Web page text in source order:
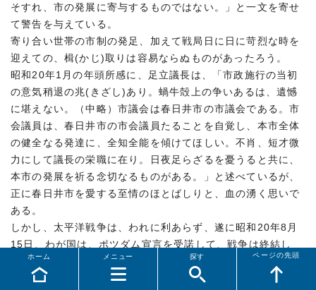
そすれ、市の発展に寄与するものではない。」と一文を寄せ
て警告を与えている。
寄り合い世帯の市制の発足、加えて戦局日に日に苛烈な時を
迎えての、楫(かじ)取りは容易ならぬものがあったろう。
昭和20年1月の年頭所感に、足立議長は、「市政施行の当初
の意気稍退の兆(きざし)あり。蝸牛殻上の争いあるは、遺憾
に堪えない。（中略）市議会は春日井市の市議会である。市
会議員は、春日井市の市会議員たることを自覚し、本市全体
の健全なる発達に、全知全能を傾けてほしい。不肖、短才微
力にして議長の栄職に在り。日夜足らざるを憂うると共に、
本市の発展を祈る念切なるものがある。」と述べているが、
正に春日井市を愛する至情のほとばしりと、血の湧く思いで
ある。
しかし、太平洋戦争は、われに利あらず、遂に昭和20年8月
15日、わが国は、ポツダム宣言を受諾して、戦争は終結し
た。軍都春日井も、その象徴を失った。国も、自治体も、占
領政策に従わねばならなくなった。鳥居松、鷹来両工廠の巨
メニュー
ホーム 探す ページの先頭